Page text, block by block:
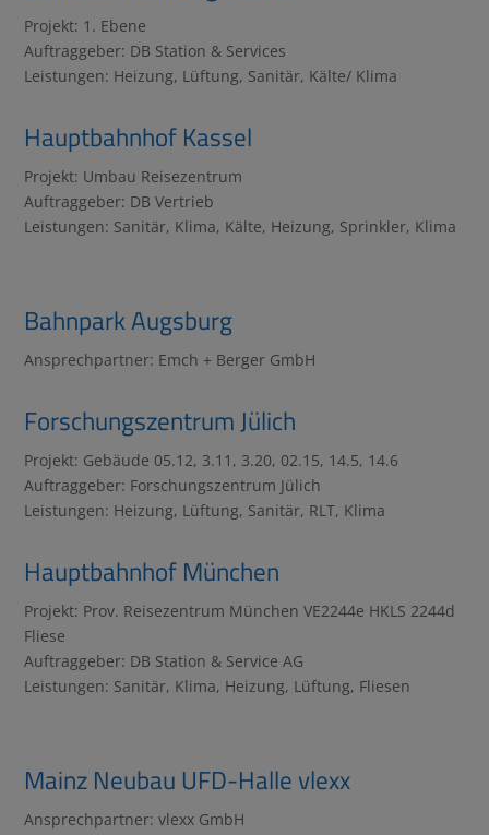
Projekt: 1. Ebene
Auftraggeber: DB Station & Services
Leistungen: Heizung, Lüftung, Sanitär, Kälte/ Klima
Hauptbahnhof Kassel
Projekt: Umbau Reisezentrum
Auftraggeber: DB Vertrieb
Leistungen: Sanitär, Klima, Kälte, Heizung, Sprinkler, Klima
Bahnpark Augsburg
Ansprechpartner: Emch + Berger GmbH
Forschungszentrum Jülich
Projekt: Gebäude 05.12, 3.11, 3.20, 02.15, 14.5, 14.6
Auftraggeber: Forschungszentrum Jülich
Leistungen: Heizung, Lüftung, Sanitär, RLT, Klima
Hauptbahnhof München
Projekt: Prov. Reisezentrum München VE2244e HKLS 2244d
Fliese
Auftraggeber: DB Station & Service AG
Leistungen: Sanitär, Klima, Heizung, Lüftung, Fliesen
Mainz Neubau UFD-Halle vlexx
Ansprechpartner: vlexx GmbH